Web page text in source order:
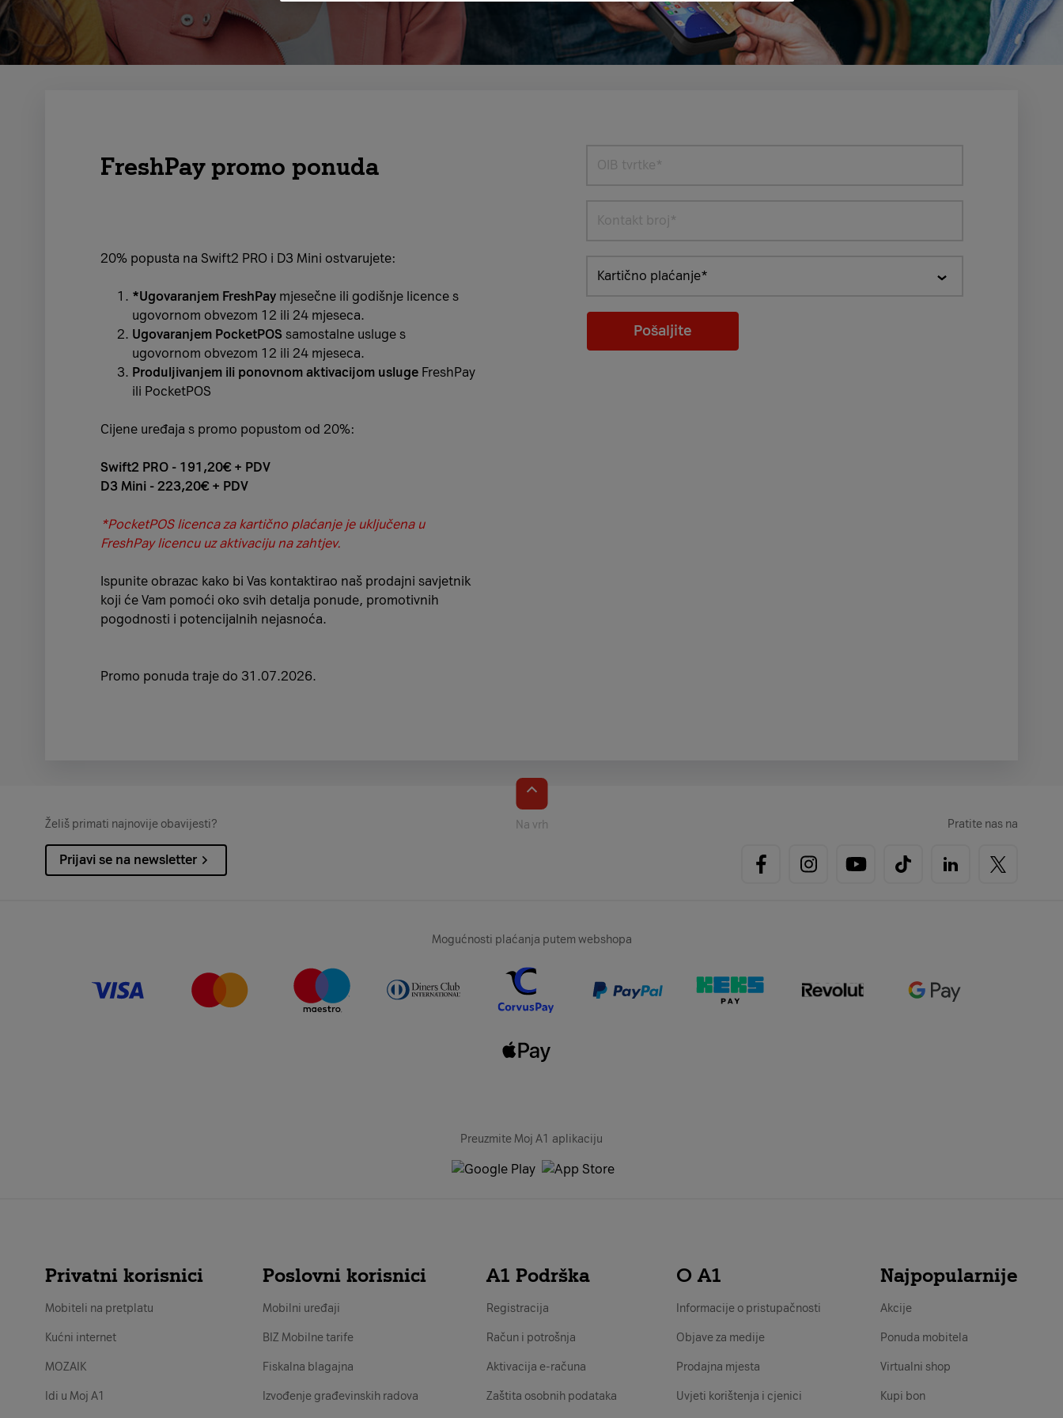
FreshPay promo ponuda
20% popusta na Swift2 PRO i D3 Mini ostvarujete:
*Ugovaranjem FreshPay mjesečne ili godišnje licence s
ugovornom obvezom 12 ili 24 mjeseca.
Ugovaranjem PocketPOS samostalne usluge s
ugovornom obvezom 12 ili 24 mjeseca.
Produljivanjem ili ponovnom aktivacijom usluge FreshPay
ili PocketPOS
Cijene uređaja s promo popustom od 20%:
Swift2 PRO - 191,20€ + PDV
D3 Mini - 223,20€ + PDV
*PocketPOS licenca za kartično plaćanje je uključena u
FreshPay licencu uz aktivaciju na zahtjev.
Ispunite obrazac kako bi Vas kontaktirao naš prodajni savjetnik
koji će Vam pomoći oko svih detalja ponude, promotivnih
pogodnosti i potencijalnih nejasnoća.
Promo ponuda traje do 31.07.2026.
Pošaljite
Na vrh
Želiš primati najnovije obavijesti?
Prijavi se na newsletter
Pratite nas na
Mogućnosti plaćanja putem webshopa
Preuzmite Moj A1 aplikaciju
Privatni korisnici
Mobiteli na pretplatu
Kućni internet
MOZAIK
Idi u Moj A1
Poslovni korisnici
Mobilni uređaji
BIZ Mobilne tarife
Fiskalna blagajna
Izvođenje građevinskih radova
A1 Podrška
Registracija
Račun i potrošnja
Aktivacija e-računa
Zaštita osobnih podataka
O A1
Informacije o pristupačnosti
Objave za medije
Prodajna mjesta
Uvjeti korištenja i cjenici
Najpopularnije
Akcije
Ponuda mobitela
Virtualni shop
Kupi bon